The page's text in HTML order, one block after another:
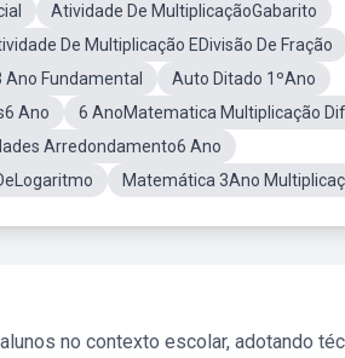
Atividade De MultiplicaçãoGabarito
De Multiplicação EDivisão De Fração
Fundamental
Auto Ditado 1ºAno
Ano
6 AnoMatematica Multiplicação
Arredondamento6 Ano
Matemática 3Ano
no contexto escolar, adotando